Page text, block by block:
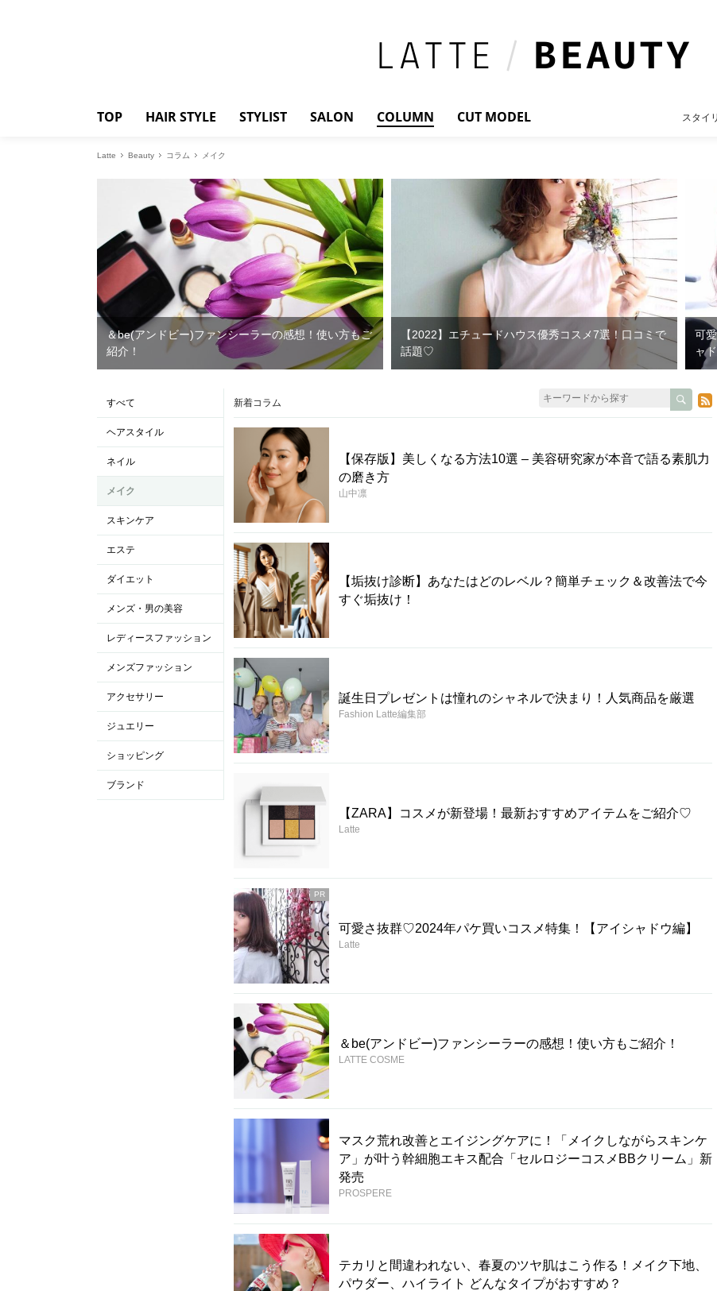
TOP HAIR STYLE STYLIST SALON COLUMN CUT MODEL スタイ
Latte Beauty コラム メイク
＆be(アンドビー)ファンシーラーの感想！使い方もご
紹介！
【2022】エチュードハウス優秀コスメ7選！口コミで
話題♡
可
ャ
すべて
ヘアスタイル
ネイル
メイク
スキンケア
エステ
ダイエット
メンズ・男の美容
レディースファッション
メンズファッション
アクセサリー
ジュエリー
ショッピング
ブランド
新着コラム
【保存版】美しくなる方法10選 – 美容研究家が本音で語る素肌力
の磨き方
山中凛
【垢抜け診断】あなたはどのレベル？簡単チェック＆改善法で今
すぐ垢抜け！
誕生日プレゼントは憧れのシャネルで決まり！人気商品を厳選
Fashion Latte編集部
【ZARA】コスメが新登場！最新おすすめアイテムをご紹介♡
Latte
PR
可愛さ抜群♡2024年パケ買いコスメ特集！【アイシャドウ編】
Latte
＆be(アンドビー)ファンシーラーの感想！使い方もご紹介！
LATTE COSME
マスク荒れ改善とエイジングケアに！「メイクしながらスキンケ
ア」が叶う幹細胞エキス配合「セルロジーコスメBBクリーム」新
発売
PROSPERE
テカリと間違われない、春夏のツヤ肌はこう作る！メイク下地、
パウダー、ハイライト どんなタイプがおすすめ？